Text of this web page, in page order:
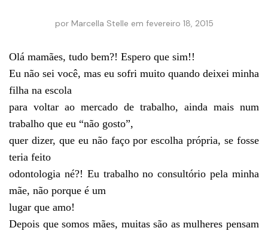
por Marcella Stelle em fevereiro 18, 2015
Olá mamães, tudo bem?! Espero que sim!!
Eu não sei você, mas eu sofri muito quando deixei minha
filha na escola
para voltar ao mercado de trabalho, ainda mais num
trabalho que eu “não gosto”,
quer dizer, que eu não faço por escolha própria, se fosse
teria feito
odontologia né?! Eu trabalho no consultório pela minha
mãe, não porque é um
lugar que amo!
Depois que somos mães, muitas são as mulheres pensam